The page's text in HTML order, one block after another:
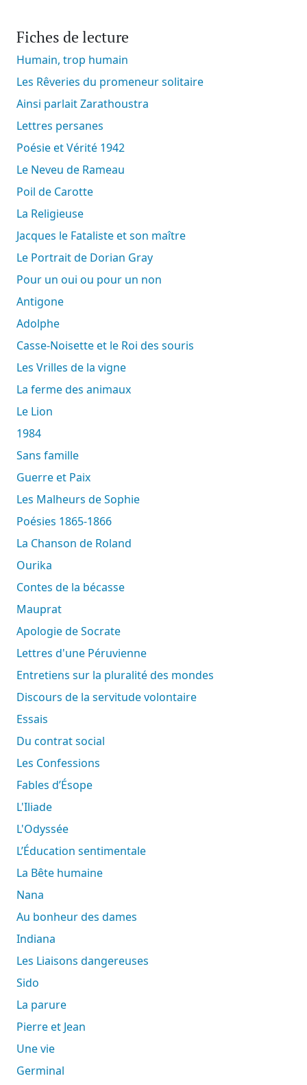
Fiches de lecture
Humain, trop humain
Les Rêveries du promeneur solitaire
Ainsi parlait Zarathoustra
Lettres persanes
Poésie et Vérité 1942
Le Neveu de Rameau
Poil de Carotte
La Religieuse
Jacques le Fataliste et son maître
Le Portrait de Dorian Gray
Pour un oui ou pour un non
Antigone
Adolphe
Casse-Noisette et le Roi des souris
Les Vrilles de la vigne
La ferme des animaux
Le Lion
1984
Sans famille
Guerre et Paix
Les Malheurs de Sophie
Poésies 1865-1866
La Chanson de Roland
Ourika
Contes de la bécasse
Mauprat
Apologie de Socrate
Lettres d'une Péruvienne
Entretiens sur la pluralité des mondes
Discours de la servitude volontaire
Essais
Du contrat social
Les Confessions
Fables d’Ésope
L'Iliade
L'Odyssée
L’Éducation sentimentale
La Bête humaine
Nana
Au bonheur des dames
Indiana
Les Liaisons dangereuses
Sido
La parure
Pierre et Jean
Une vie
Germinal